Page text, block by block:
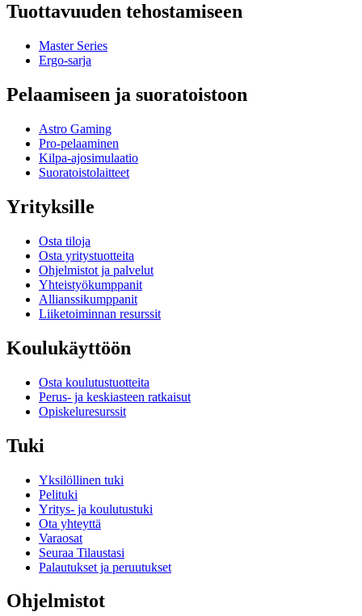
Tuottavuuden tehostamiseen
Master Series
Ergo-sarja
Pelaamiseen ja suoratoistoon
Astro Gaming
Pro-pelaaminen
Kilpa-ajosimulaatio
Suoratoistolaitteet
Yrityksille
Osta tiloja
Osta yritystuotteita
Ohjelmistot ja palvelut
Yhteistyökumppanit
Allianssikumppanit
Liiketoiminnan resurssit
Koulukäyttöön
Osta koulutustuotteita
Perus- ja keskiasteen ratkaisut
Opiskeluresurssit
Tuki
Yksilöllinen tuki
Pelituki
Yritys- ja koulutustuki
Ota yhteyttä
Varaosat
Seuraa Tilaustasi
Palautukset ja peruutukset
Ohjelmistot